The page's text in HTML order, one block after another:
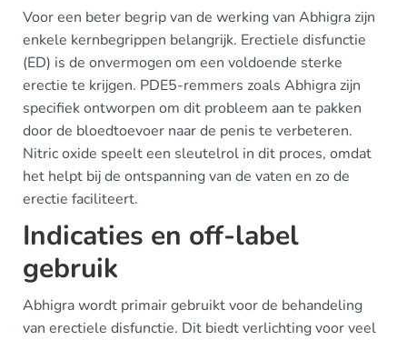
Voor een beter begrip van de werking van Abhigra zijn
enkele kernbegrippen belangrijk. Erectiele disfunctie
(ED) is de onvermogen om een voldoende sterke
erectie te krijgen. PDE5-remmers zoals Abhigra zijn
specifiek ontworpen om dit probleem aan te pakken
door de bloedtoevoer naar de penis te verbeteren.
Nitric oxide speelt een sleutelrol in dit proces, omdat
het helpt bij de ontspanning van de vaten en zo de
erectie faciliteert.
Indicaties en off-label
gebruik
Abhigra wordt primair gebruikt voor de behandeling
van erectiele disfunctie. Dit biedt verlichting voor veel